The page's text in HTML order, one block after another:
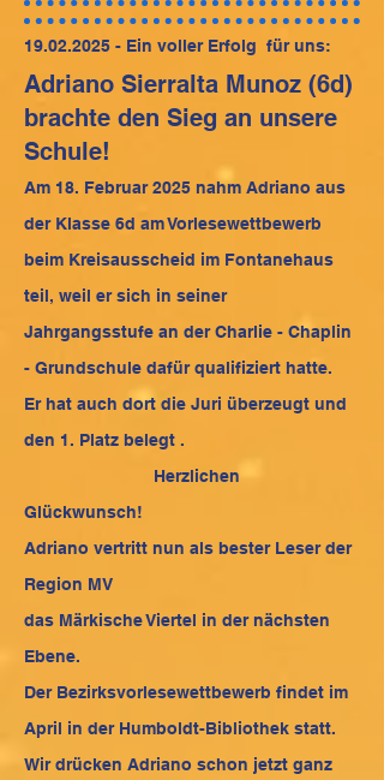
19.02.2025 - Ein voller Erfolg für uns:
Adriano Sierralta Munoz (6d)
brachte den Sieg an unsere
Schule!
Am 18. Februar 2025 nahm Adriano aus
der Klasse 6d am Vorlesewettbewerb
beim Kreisausscheid im Fontanehaus
teil, weil er sich in seiner
Jahrgangsstufe an der Charlie - Chaplin
- Grundschule dafür qualifiziert hatte.
Er hat auch dort die Juri überzeugt und
den 1. Platz belegt .
Herzlichen
Glückwunsch!
Adriano vertritt nun als bester Leser der
Region MV
das Märkische Viertel in der nächsten
Ebene.
Der Bezirksvorlesewettbewerb findet im
April in der Humboldt-Bibliothek statt.
Wir drücken Adriano schon jetzt ganz